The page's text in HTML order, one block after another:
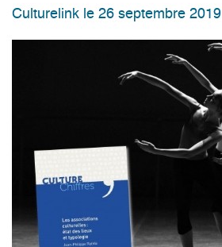
Culturelink le 26 septembre 2019